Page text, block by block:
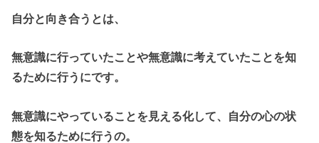
自分と向き合うとは、
無意識に行っていたことや無意識に考えていたことを知
るために行うにです。
無意識にやっていることを見える化して、自分の心の状
態を知るために行うの。